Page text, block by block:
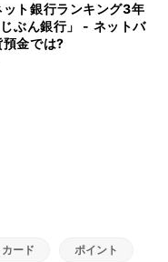
ト銀行ランキング3年
ぶん銀行」 - ネットバ
預金では?
ード ポイント